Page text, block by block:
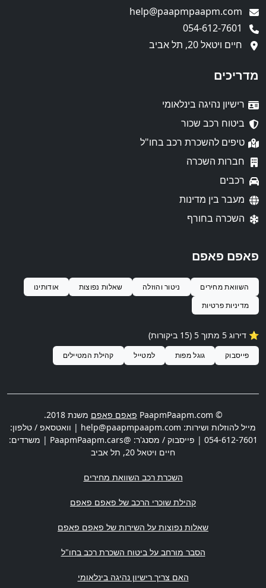
חיים ויטאל 20, תל אביב
מדריכים
רישיון נהיגה בינלאומי
ביטוח רכב שכור
טיפים להשכרת רכב בחו"ל
חברות השכרה
רכבים
מעבר בין מדינות
השכרה בחורף
פאפם פאפם
השוואת מחירים ניטור והוזלה שאלות נפוצות
אודותינו
מדיניות פרטיות
⭐️ דירוג 5 מתוך 5 (15 ביקורות)
פייסבוק גוגל מפות למטייל קהילת המטיילים
© PaapmPaapm.com פאפם פאפם משנת 2018.
מייל להוזלות ושירות: help@paapmpaapm.com | וואטסאפ / טלפון:
054-612-7601 | פייסבוק / מסנג'ר: @PaapmPaapm.cars | משרדים:
חיים ויטאל 20
, תל אביב
השכרת רכב השוואת מחירים
קהילת שוכרי הרכב של פאפם פאפם
שאלות נפוצות על השירות של פאפם פאפם
הסבר מורחב על ביטוח השכרת רכב בחו"ל
האם צריך רישיון נהיגה בינלאומי